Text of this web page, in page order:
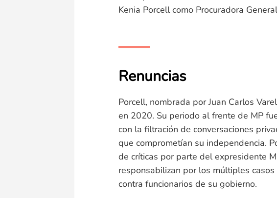
Kenia Porcell como Procuradora
Renuncias
Porcell, nombrada por Juan Carlos
en 2020. Su periodo al frente de MP
con la filtración de conversaciones
que comprometían su independencia.
de críticas por parte del expresidente
responsabilizan por los múltiples
contra funcionarios de su gobierno.